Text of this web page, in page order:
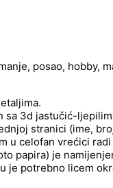
posao, hobby,
sa 3d jastučić-
stranici (ime,
u celofan vrećici
papira) je
je potrebno licem